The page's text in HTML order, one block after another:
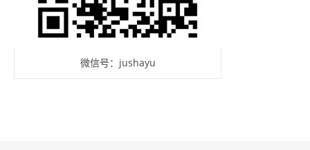
微信号：jushayu